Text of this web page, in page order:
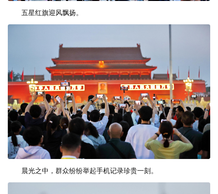
五星红旗迎风飘扬。
晨光之中，群众纷纷举起手机记录珍贵一刻。